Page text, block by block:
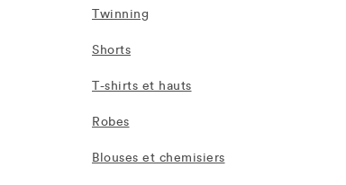
Twinning
Shorts
T-shirts et hauts
Robes
Blouses et chemisiers